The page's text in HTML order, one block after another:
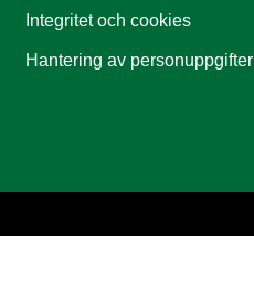
Integritet och cookies
Hantering av personuppgifter